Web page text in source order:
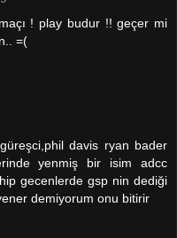
! play budur !! geçer mi
=(
davis ryan bader
yenmiş bir isim adcc
gecenlerde gsp nin dediği
demiyorum onu bitirir